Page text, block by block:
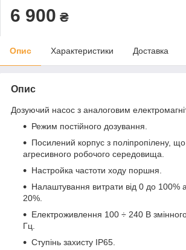
6 900 ₴
Опис Характеристики Доставка
Опис
Дозуючий насос з аналоговим
Режим постійного дозування.
Посилений корпус з поліпропілену,
агресивного робочого середовища.
Настройка частоти ходу поршня.
Налаштування витрати від 0 до 100%
20%.
Електроживлення 100 ÷ 240 В
Гц.
Ступінь захисту IP65.